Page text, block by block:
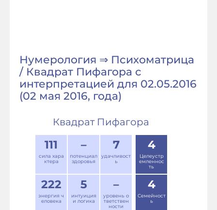
Нумерология ⇒ Психоматрица
/ Квадрат Пифагора с
интерпретацией для 02.05.2016
(02 мая 2016, года)
Квадрат Пифагора
111
сила хара
ктера
–
потенциал
здоровья
7
удачливост
ь
222
энергия ч
еловека
5
интуиция
и логика
–
уровень о
тветствен
ности
4
Целеустр
емленнос
ть
4
Семейност
ь